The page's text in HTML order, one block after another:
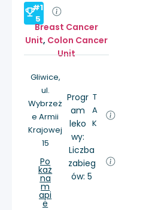
#1
5
Breast Cancer
Unit, Colon Cancer
Unit
Gliwice,
ul.
Wybrzeż
e Armii
Krajowej
15
Po
każ
na
m
api
e
Progr
am
leko
wy:
T
A
K
Liczba
zabieg
ów: 5